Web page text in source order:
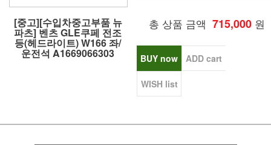
[중고][수입차중고부품 뉴
파츠] 벤츠 GLE쿠페 전조
등(헤드라이트) W166 좌/
운전석 A1669066303
총 상품 금액 715,000 원
BUY now ADD cart
WISH list